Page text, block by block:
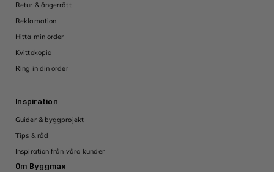
Retur & ångerrätt
Reklamation
Hitta min order
Kvittokopia
Ring in din order
Inspiration
Guider & byggprojekt
Tips & råd
Inspiration från våra kunder
Om Byggmax